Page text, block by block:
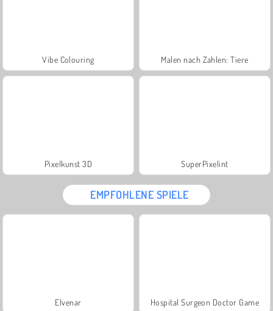
Vibe Colouring Malen nach Zahlen: Tiere
Pixelkunst 3D SuperPixelint
EMPFOHLENE SPIELE
Elvenar Hospital Surgeon Doctor Game